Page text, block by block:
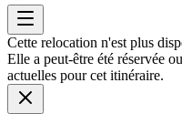
Cette relocation n'est plus
Elle a peut-être été réservée
actuelles pour cet itinéraire.